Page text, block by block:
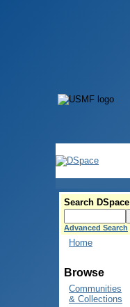
Search DSpace
Advanced Search
Home
Browse
Communities
& Collections